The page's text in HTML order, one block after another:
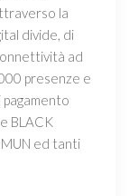
la
divide, di
ad
presenze e
BLACK
ed tanti